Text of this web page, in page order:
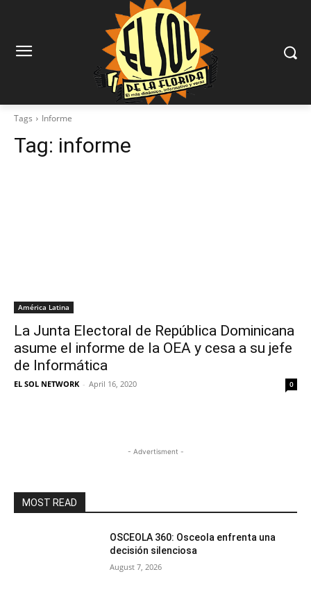
Tags Informe
Tag: informe
América Latina
La Junta Electoral de República Dominicana
asume el informe de la OEA y cesa a su jefe
de Informática
EL SOL NETWORK - April 16, 2020 0
- Advertisment -
MOST READ
OSCEOLA 360: Osceola enfrenta una
decisión silenciosa
August 7, 2026